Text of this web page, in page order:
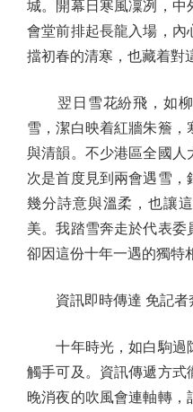
城。開幕日寒風凜冽，中
會堂前排起長龍入場，內
擋初春的清寒，也藏着對
翌日雪花紛飛，如柳
雪，潔白映着紅牆朱簷，
與清韻。不少港區全國人
次是首度見到兩會遇雪，
幾分詩意與溫柔，也讓
美。我踏雪奔走於代表
卻因這份十年一遇的獨特
資訊即時傳達 免記者
十年時光，如白駒過隙
觸手可及。資訊傳遞方式
晚消夜的吹風會連軸轉，